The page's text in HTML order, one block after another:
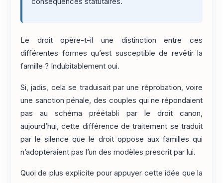
Le droit opère-t-il une distinction entre ces
différentes formes qu’est susceptible de revêtir la
famille ? Indubitablement oui.
Si, jadis, cela se traduisait par une réprobation, voire
une sanction pénale, des couples qui ne répondaient
pas au schéma préétabli par le droit canon,
aujourd’hui, cette différence de traitement se traduit
par le silence que le droit oppose aux familles qui
n’adopteraient pas l’un des modèles prescrit par lui.
Quoi de plus explicite pour appuyer cette idée que la